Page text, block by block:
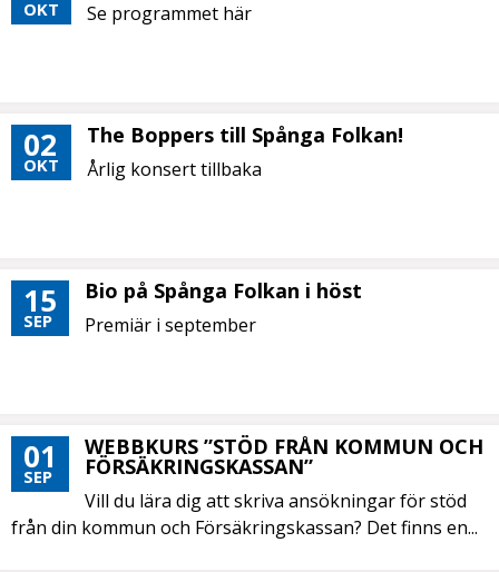
OKT Se programmet här
02
OKT
The Boppers till Spånga Folkan!
Årlig konsert tillbaka
15
SEP
Bio på Spånga Folkan i höst
Premiär i september
01
SEP
WEBBKURS ”STÖD FRÅN KOMMUN OCH
FÖRSÄKRINGSKASSAN”
Vill du lära dig att skriva ansökningar för stöd
från din kommun och Försäkringskassan? Det finns en...